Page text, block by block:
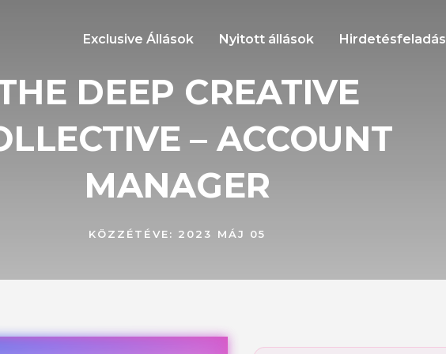
Exclusive Állások Nyitott állások Hirdetésfeladás
DEEP CREATIVE
– ACCOUNT
MANAGER
KÖZZÉTÉVE: 2023 MÁJ 05